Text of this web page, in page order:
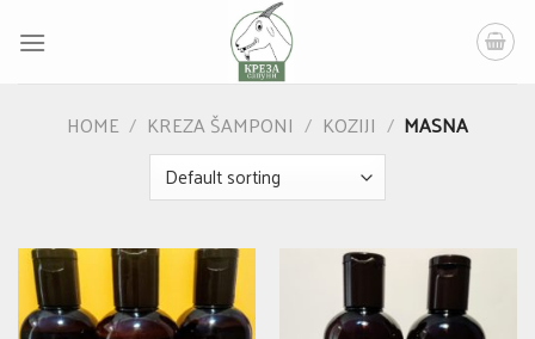
HOME / KREZA ŠAMPONI / KOZIJI / MASNA